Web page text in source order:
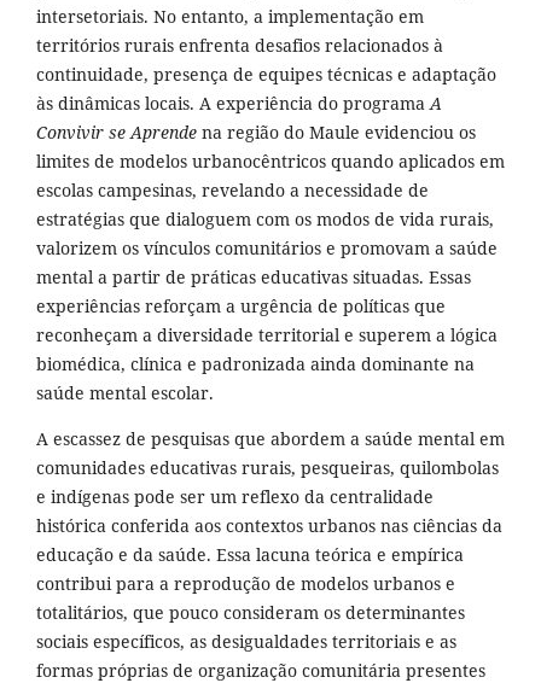
intersetoriais. No entanto, a implementação em
territórios rurais enfrenta desafios relacionados à
continuidade, presença de equipes técnicas e adaptação
às dinâmicas locais. A experiência do programaA
Convivir se Aprende na região do Maule evidenciou os
limites de modelos urbanocêntricos quando aplicados em
escolas campesinas, revelando a necessidade de
estratégias que dialoguem com os modos de vida rurais,
valorizem os vínculos comunitários e promovam a saúde
mental a partir de práticas educativas situadas. Essas
experiências reforçam a urgência de políticas que
reconheçam a diversidade territorial e superem a lógica
biomédica, clínica e padronizada ainda dominante na
saúde mental escolar.
A escassez de pesquisas que abordem a saúde mental em
comunidades educativas rurais, pesqueiras, quilombolas
e indígenas pode ser um reflexo da centralidade
histórica conferida aos contextos urbanos nas ciências da
educação e da saúde. Essa lacuna teórica e empírica
contribui para a reprodução de modelos urbanos e
totalitários, que pouco consideram os determinantes
sociais específicos, as desigualdades territoriais e as
formas próprias de organização comunitária presentes